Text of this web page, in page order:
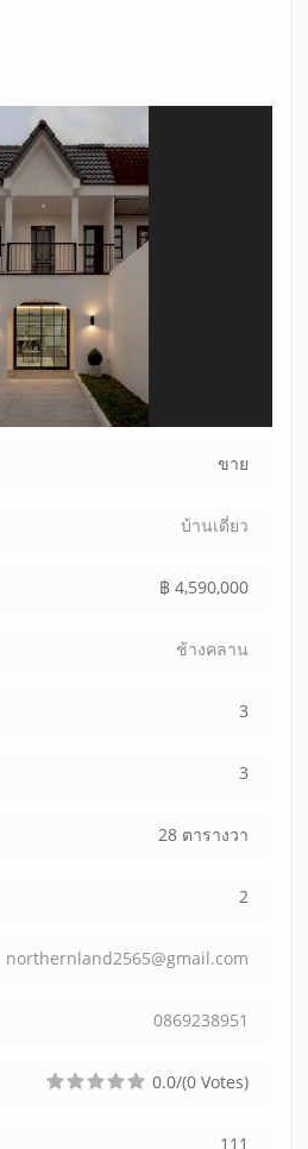
ขาย
บ้านเดี่ยว
฿ 4,590,000
ช้างคลาน
3
3
28 ตารางวา
2
northernland2565@gmail.com
0869238951
0.0/(0 Votes)
111